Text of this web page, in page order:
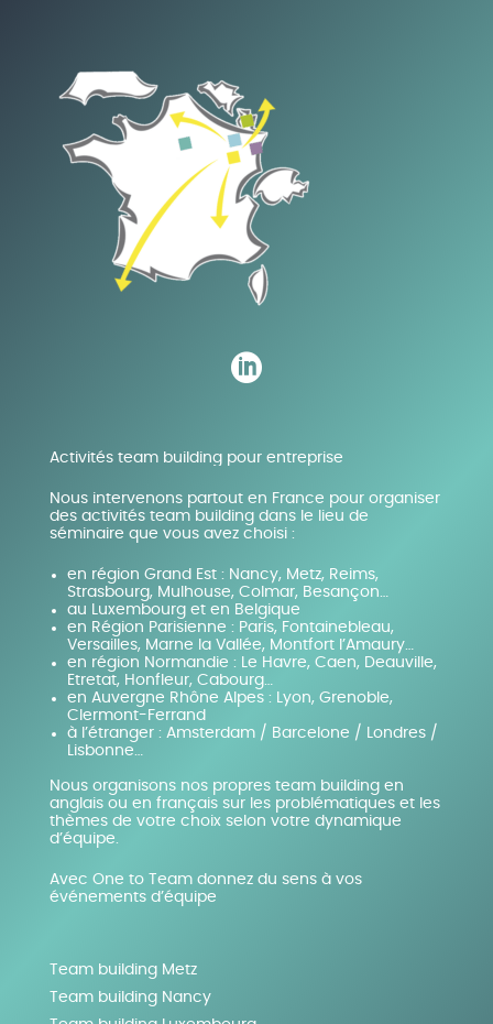

Activités team building pour entreprise
Nous intervenons partout en France pour organiser
des activités team building dans le lieu de
séminaire que vous avez choisi :
en région Grand Est : Nancy, Metz, Reims,
Strasbourg, Mulhouse, Colmar, Besançon…
au Luxembourg et en Belgique
en Région Parisienne : Paris, Fontainebleau,
Versailles, Marne la Vallée, Montfort l’Amaury…
en région Normandie : Le Havre, Caen, Deauville,
Etretat, Honfleur, Cabourg…
en Auvergne Rhône Alpes : Lyon, Grenoble,
Clermont-Ferrand
à l’étranger : Amsterdam / Barcelone / Londres /
Lisbonne…
Nous organisons nos propres team building en
anglais ou en français sur les problématiques et les
thèmes de votre choix selon votre dynamique
d’équipe.
Avec One to Team donnez du sens à vos
événements d’équipe
Team building Metz
Team building Nancy